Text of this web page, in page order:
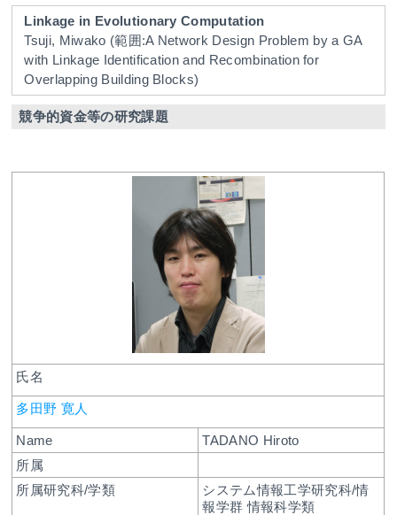
Linkage in Evolutionary Computation
Tsuji, Miwako (範囲:A Network Design Problem by a GA
with Linkage Identification and Recombination for
Overlapping Building Blocks)
競争的資金等の研究課題
氏名
多田野 寛人
Name
TADANO Hiroto
所属
所属研究科/学類
システム情報工学研究科/情
報学群 情報科学類